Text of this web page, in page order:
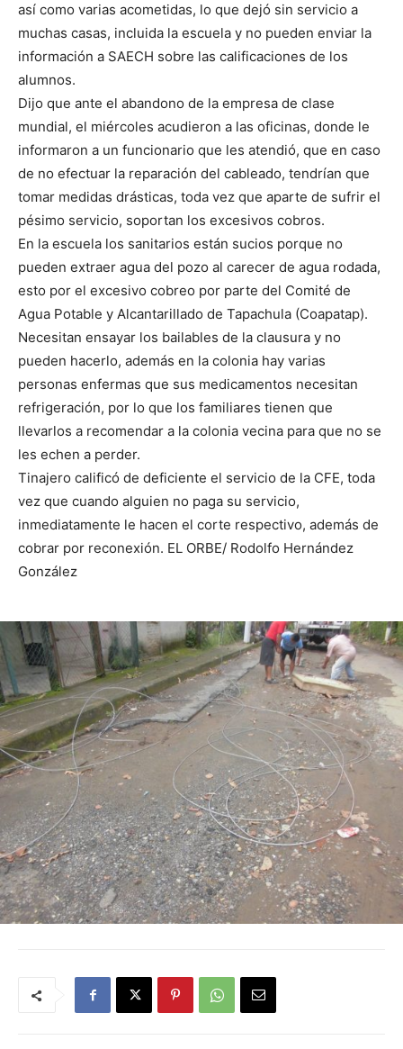
así como varias acometidas, lo que dejó sin servicio a
muchas casas, incluida la escuela y no pueden enviar la
información a SAECH sobre las calificaciones de los
alumnos.
Dijo que ante el abandono de la empresa de clase
mundial, el miércoles acudieron a las oficinas, donde le
informaron a un funcionario que les atendió, que en caso
de no efectuar la reparación del cableado, tendrían que
tomar medidas drásticas, toda vez que aparte de sufrir el
pésimo servicio, soportan los excesivos cobros.
En la escuela los sanitarios están sucios porque no
pueden extraer agua del pozo al carecer de agua rodada,
esto por el excesivo cobreo por parte del Comité de
Agua Potable y Alcantarillado de Tapachula (Coapatap).
Necesitan ensayar los bailables de la clausura y no
pueden hacerlo, además en la colonia hay varias
personas enfermas que sus medicamentos necesitan
refrigeración, por lo que los familiares tienen que
llevarlos a recomendar a la colonia vecina para que no se
les echen a perder.
Tinajero calificó de deficiente el servicio de la CFE, toda
vez que cuando alguien no paga su servicio,
inmediatamente le hacen el corte respectivo, además de
cobrar por reconexión. EL ORBE/ Rodolfo Hernández
González